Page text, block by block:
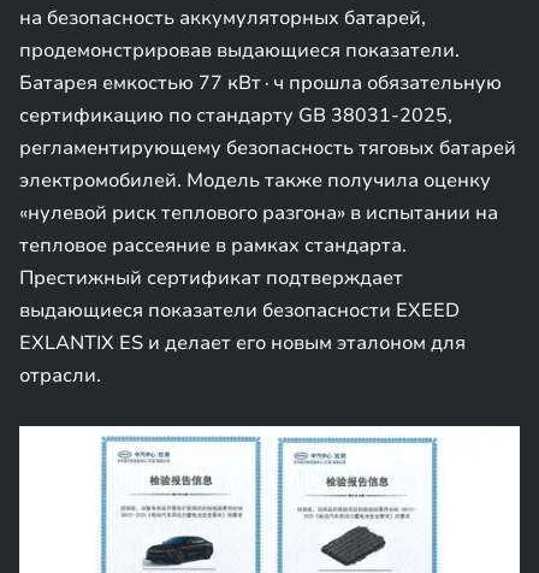
на безопасность аккумуляторных батарей,
продемонстрировав выдающиеся показатели.
Батарея емкостью 77 кВт∙ч прошла обязательную
сертификацию по стандарту GB 38031-2025,
регламентирующему безопасность тяговых батарей
электромобилей. Модель также получила оценку
«нулевой риск теплового разгона» в испытании на
тепловое рассеяние в рамках стандарта.
Престижный сертификат подтверждает
выдающиеся показатели безопасности EXEED
EXLANTIX ES и делает его новым эталоном для
отрасли.